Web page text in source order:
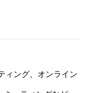
ィング、オンライン